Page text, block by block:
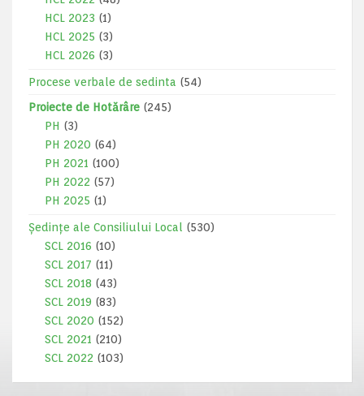
HCL 2023 (1)
HCL 2025 (3)
HCL 2026 (3)
Procese verbale de sedinta (54)
Proiecte de Hotărâre (245)
PH (3)
PH 2020 (64)
PH 2021 (100)
PH 2022 (57)
PH 2025 (1)
Ședințe ale Consiliului Local
(530)
SCL 2016 (10)
SCL 2017 (11)
SCL 2018 (43)
SCL 2019 (83)
SCL 2020 (152)
SCL 2021 (210)
SCL 2022 (103)